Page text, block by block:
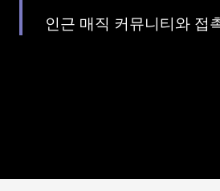
인근 매직 커뮤니티와 접